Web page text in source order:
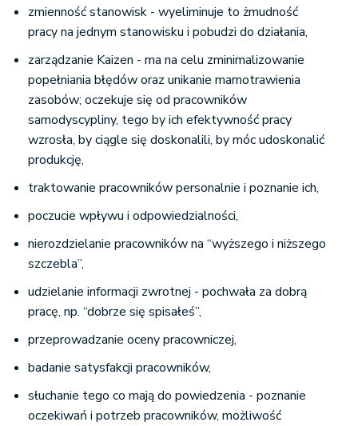
zmienność stanowisk - wyeliminuje to żmudność
pracy na jednym stanowisku i pobudzi do działania,
zarządzanie Kaizen - ma na celu zminimalizowanie
popełniania błędów oraz unikanie marnotrawienia
zasobów; oczekuje się od pracowników
samodyscypliny, tego by ich efektywność pracy
wzrosła, by ciągle się doskonalili, by móc udoskonalić
produkcję,
traktowanie pracowników personalnie i poznanie ich,
poczucie wpływu i odpowiedzialności,
nierozdzielanie pracowników na “wyższego i niższego
szczebla”,
udzielanie informacji zwrotnej - pochwała za dobrą
pracę, np. “dobrze się spisałeś”,
przeprowadzanie oceny pracowniczej,
badanie satysfakcji pracowników,
słuchanie tego co mają do powiedzenia - poznanie
oczekiwań i potrzeb pracowników, możliwość